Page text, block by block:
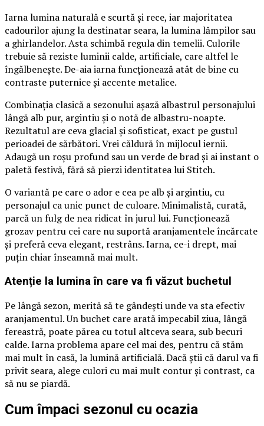
Iarna lumina naturală e scurtă și rece, iar majoritatea
cadourilor ajung la destinatar seara, la lumina lămpilor sau
a ghirlandelor. Asta schimbă regula din temelii. Culorile
trebuie să reziste luminii calde, artificiale, care altfel le
îngălbenește. De-aia iarna funcționează atât de bine cu
contraste puternice și accente metalice.
Combinația clasică a sezonului așază albastrul personajului
lângă alb pur, argintiu și o notă de albastru-noapte.
Rezultatul are ceva glacial și sofisticat, exact pe gustul
perioadei de sărbători. Vrei căldură în mijlocul iernii.
Adaugă un roșu profund sau un verde de brad și ai instant o
paletă festivă, fără să pierzi identitatea lui Stitch.
O variantă pe care o ador e cea pe alb și argintiu, cu
personajul ca unic punct de culoare. Minimalistă, curată,
parcă un fulg de nea ridicat în jurul lui. Funcționează
grozav pentru cei care nu suportă aranjamentele încărcate
și preferă ceva elegant, restrâns. Iarna, ce-i drept, mai
puțin chiar înseamnă mai mult.
Atenție la lumina în care va fi văzut buchetul
Pe lângă sezon, merită să te gândești unde va sta efectiv
aranjamentul. Un buchet care arată impecabil ziua, lângă
fereastră, poate părea cu totul altceva seara, sub becuri
calde. Iarna problema apare cel mai des, pentru că stăm
mai mult în casă, la lumină artificială. Dacă știi că darul va fi
privit seara, alege culori cu mai mult contur și contrast, ca
să nu se piardă.
Cum împaci sezonul cu ocazia